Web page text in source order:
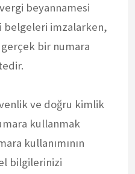
beyannamesi
belgeleri imzalarken,
bir numara
ve doğru kimlik
kullanmak
kullanımının
bilgilerinizi